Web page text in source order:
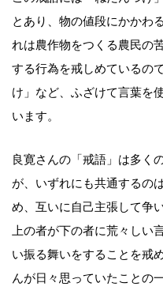
とあり、物の値段にかかわ
れは農作物をつくる農民の
する行為を戒しめているの
け」など、ふざけて言葉を
います。
良寛さんの「戒語」は多く
が、いずれにも共通するの
め、互いに自己主張して争
上の者が下の者に荒々しい
い振る舞いをすることを戒
んが日々思っていたことの